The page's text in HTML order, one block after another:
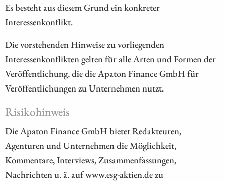
Es besteht aus diesem Grund ein konkreter
Interessenkonflikt.
Die vorstehenden Hinweise zu vorliegenden
Interessenkonflikten gelten für alle Arten und Formen der
Veröffentlichung, die die Apaton Finance GmbH für
Veröffentlichungen zu Unternehmen nutzt.
Risikohinweis
Die Apaton Finance GmbH bietet Redakteuren,
Agenturen und Unternehmen die Möglichkeit,
Kommentare, Interviews, Zusammenfassungen,
Nachrichten u. ä. auf www.esg-aktien.de zu